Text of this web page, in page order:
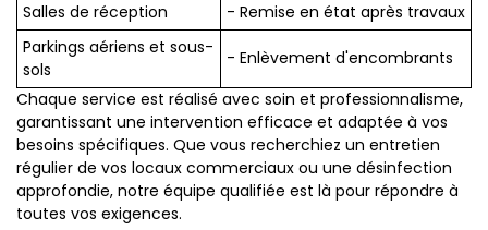
Salles de réception
- Remise en état après travaux
Parkings aériens et sous-
sols
- Enlèvement d'encombrants
Chaque service est réalisé avec soin et professionnalisme,
garantissant une intervention efficace et adaptée à vos
besoins spécifiques. Que vous recherchiez un entretien
régulier de vos locaux commerciaux ou une désinfection
approfondie, notre équipe qualifiée est là pour répondre à
toutes vos exigences.